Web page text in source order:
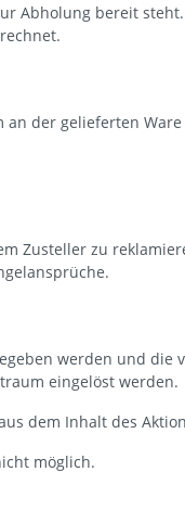
Abholung bereit
der gelieferten Ware
Zusteller zu
werden und die
eingelöst werden.
dem Inhalt des
möglich.